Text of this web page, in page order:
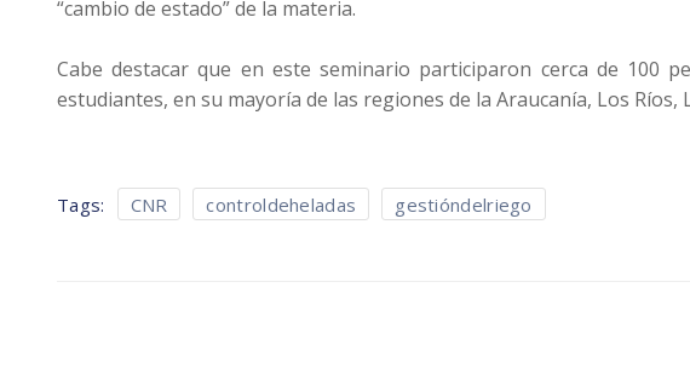
“cambio de estado” de la materia.
Cabe destacar que en este seminario participaron cerca de 100
estudiantes, en su mayoría de las regiones de la Araucanía, Los Ríos,
Tags: CNR controldeheladas gestióndelriego